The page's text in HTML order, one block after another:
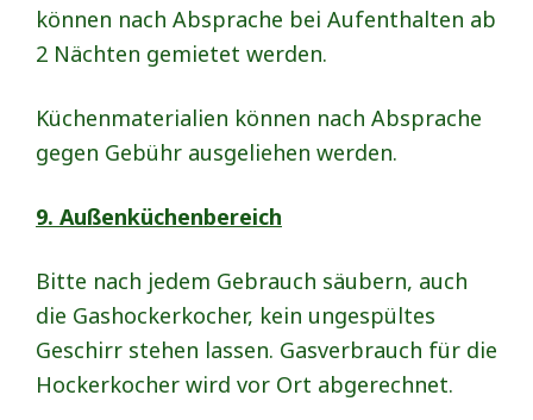
können nach Absprache bei Aufenthalten ab
2 Nächten gemietet werden.
Küchenmaterialien können nach Absprache
gegen Gebühr ausgeliehen werden.
9. Außenküchenbereich
Bitte nach jedem Gebrauch säubern, auch
die Gashockerkocher, kein ungespültes
Geschirr stehen lassen. Gasverbrauch für die
Hockerkocher wird vor Ort abgerechnet.